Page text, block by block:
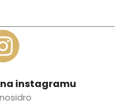
instagramu